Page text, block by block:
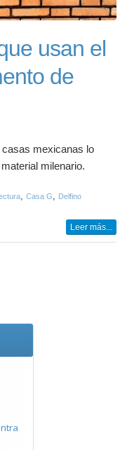
usan el
de
casas mexicanas lo
milenario.
Casa G
Delfino
Leer más...